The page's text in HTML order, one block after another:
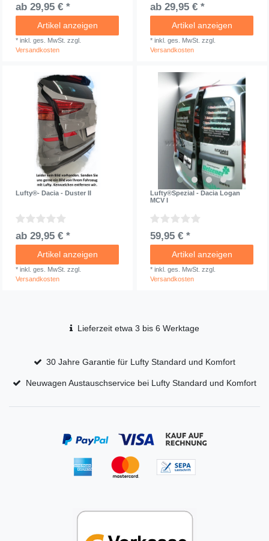
ab 29,95 € *
Artikel anzeigen
* inkl. ges. MwSt. zzgl.
Versandkosten
ab 29,95 € *
Artikel anzeigen
* inkl. ges. MwSt. zzgl.
Versandkosten
Lufty®- Dacia - Duster II
ab 29,95 € *
Artikel anzeigen
* inkl. ges. MwSt. zzgl.
Versandkosten
Lufty®Spezial - Dacia Logan
MCV I
59,95 € *
Artikel anzeigen
* inkl. ges. MwSt. zzgl.
Versandkosten
Lieferzeit etwa 3 bis 6 Werktage
30 Jahre Garantie für Lufty Standard und Komfort
Neuwagen Austauschservice bei Lufty Standard und Komfort